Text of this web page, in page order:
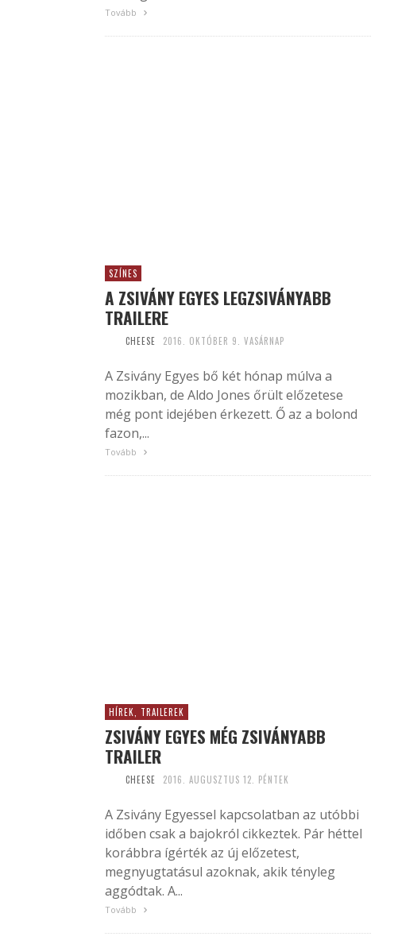
Tovább
SZÍNES
A ZSIVÁNY EGYES LEGZSIVÁNYABB
TRAILERE
CHEESE 2016. OKTÓBER 9. VASÁRNAP
A Zsivány Egyes bő két hónap múlva a
mozikban, de Aldo Jones őrült előzetese
még pont idejében érkezett. Ő az a bolond
fazon,...
Tovább
HÍREK, TRAILEREK
ZSIVÁNY EGYES MÉG ZSIVÁNYABB
TRAILER
CHEESE 2016. AUGUSZTUS 12. PÉNTEK
A Zsivány Egyessel kapcsolatban az utóbbi
időben csak a bajokról cikkeztek. Pár héttel
korábbra ígérték az új előzetest,
megnyugtatásul azoknak, akik tényleg
aggódtak. A...
Tovább